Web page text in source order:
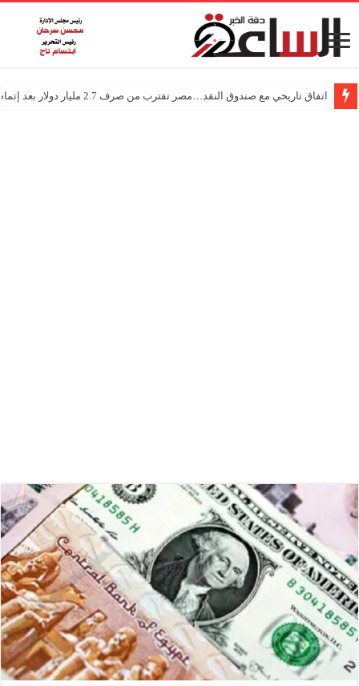
اتفاق تاريخي مع صندوق النقد…مصر تقترب من صرف 2.7 مليار دولار بعد إتمام المراجعتين